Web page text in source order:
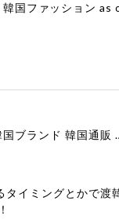
[COOR][WOMEN] Faux Suede Three-Button
タイミングとかで渡